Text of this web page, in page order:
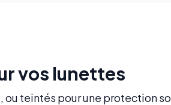
vos lunettes
teintés pour une protection